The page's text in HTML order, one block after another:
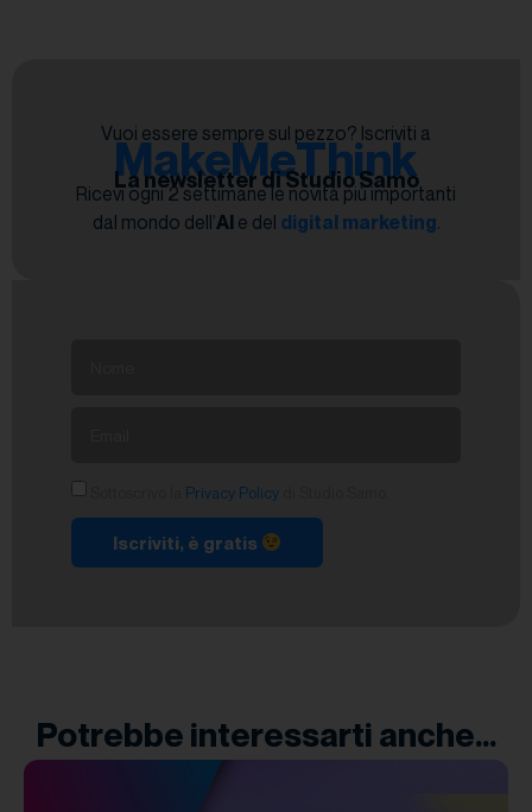
Vuoi essere sempre sul pezzo? Iscriviti a
MakeMeThink
La newsletter di Studio Samo
Ricevi ogni 2 settimane le novità più importanti
dal mondo dell’AI e del digital marketing.
Privacy Policy
Iscriviti, è gratis
Potrebbe interessarti anche...